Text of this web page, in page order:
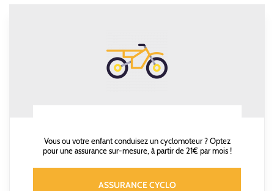
Vous ou votre enfant conduisez un cyclomoteur ? Optez
pour une assurance sur-mesure, à partir de 21€ par mois !
ASSURANCE CYCLO